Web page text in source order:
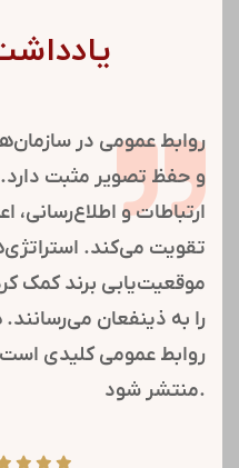
روابط عمومی در
و حفظ تصویر مثبت دارد.
ارتباطات و اطلاع‌رسانی،
تقویت می‌کند.
موقعیت‌یابی برند کمک
را به ذینفعان
روابط عمومی کلیدی
منتشر شود.